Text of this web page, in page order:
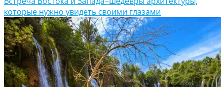
которые нужно увидеть своими глазами